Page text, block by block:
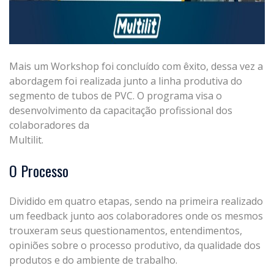
Mais um Workshop foi concluído com êxito, dessa vez a
abordagem foi realizada junto a linha produtiva do
segmento de tubos de PVC. O programa visa o
desenvolvimento da capacitação profissional dos
colaboradores da
Multilit.
O Processo
Dividido em quatro etapas, sendo na primeira realizado
um feedback junto aos colaboradores onde os mesmos
trouxeram seus questionamentos, entendimentos,
opiniões sobre o processo produtivo, da qualidade dos
produtos e do ambiente de trabalho.